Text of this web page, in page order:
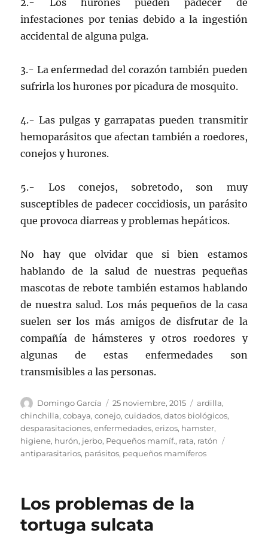
2.- Los hurones pueden padecer de
infestaciones por tenias debido a la ingestión
accidental de alguna pulga.
3.- La enfermedad del corazón también pueden
sufrirla los hurones por picadura de mosquito.
4.- Las pulgas y garrapatas pueden transmitir
hemoparásitos que afectan también a roedores,
conejos y hurones.
5.- Los conejos, sobretodo, son muy
susceptibles de padecer coccidiosis, un parásito
que provoca diarreas y problemas hepáticos.
No hay que olvidar que si bien estamos
hablando de la salud de nuestras pequeñas
mascotas de rebote también estamos hablando
de nuestra salud. Los más pequeños de la casa
suelen ser los más amigos de disfrutar de la
compañía de hámsteres y otros roedores y
algunas de estas enfermedades son
transmisibles a las personas.
Autor
Domingo García
Publicado
el
25 noviembre, 2015 Categorías
ardilla,
chinchilla,cobaya,conejo,cuidados,datos biológicos,
desparasitaciones,enfermedades,erizos, hamster,
higiene, hurón, jerbo, Pequeños mamíf., rata, ratón
antiparasitarios, parásitos, pequeños mamíferos
Los problemas de la
tortuga sulcata